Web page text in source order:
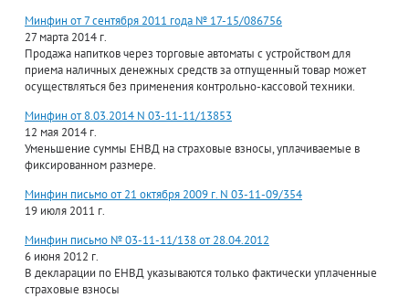
Минфин от 7 сентября 2011 года № 17-15/086756
27 марта 2014 г.
Продажа напитков через торговые автоматы с устройством для
приема наличных денежных средств за отпущенный товар может
осуществляться без применения контрольно-кассовой техники.
Минфин от 8.03.2014 N 03-11-11/13853
12 мая 2014 г.
Уменьшение суммы ЕНВД на страховые взносы, уплачиваемые в
фиксированном размере.
Минфин письмо от 21 октября 2009 г. N 03-11-09/354
19 июля 2011 г.
Минфин письмо № 03-11-11/138 от 28.04.2012
6 июня 2012 г.
В декларации по ЕНВД указываются только фактически уплаченные
страховые взносы